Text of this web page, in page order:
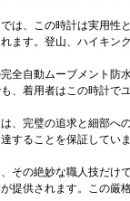
は、この時計は実用性
ます。登山、ハイキン
全自動ムーブメント防
、着用者はこの時計で
、完璧の追求と細部へ
することを保証してい
その絶妙な職人技だけ
提供されます。この厳